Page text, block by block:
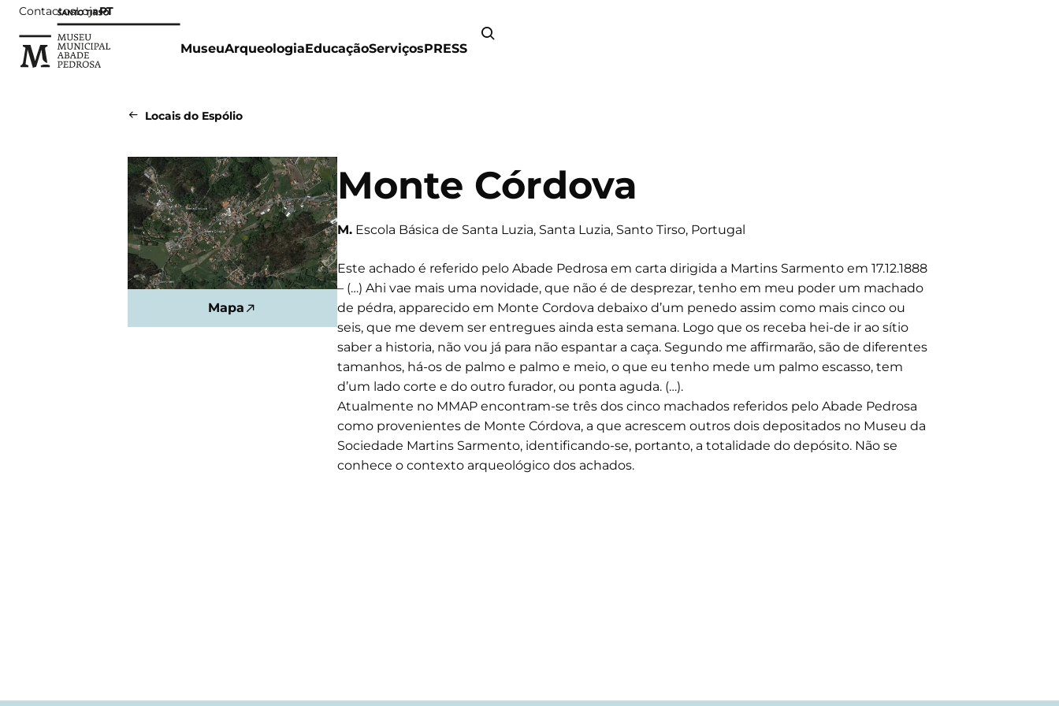
ContactosLojaPT
MuseuArqueologiaEducaçãoServiçosPRESS
Locais do Espólio
Mapa
Monte Córdova
M. Escola Básica de Santa Luzia, Santa Luzia, Santo Tirso, Portugal
Este achado é referido pelo Abade Pedrosa em carta dirigida a Martins Sarmento em 17.12.1888
– (…) Ahi vae mais uma novidade, que não é de desprezar, tenho em meu poder um machado
de pédra, apparecido em Monte Cordova debaixo d’um penedo assim como mais cinco ou
seis, que me devem ser entregues ainda esta semana. Logo que os receba hei-de ir ao sítio
saber a historia, não vou já para não espantar a caça. Segundo me affirmarão, são de diferentes
tamanhos, há-os de palmo e palmo e meio, o que eu tenho mede um palmo escasso, tem
d’um lado corte e do outro furador, ou ponta aguda. (…).
Atualmente no MMAP encontram-se três dos cinco machados referidos pelo Abade Pedrosa
como provenientes de Monte Córdova, a que acrescem outros dois depositados no Museu da
Sociedade Martins Sarmento, identificando-se, portanto, a totalidade do depósito. Não se
conhece o contexto arqueológico dos achados.